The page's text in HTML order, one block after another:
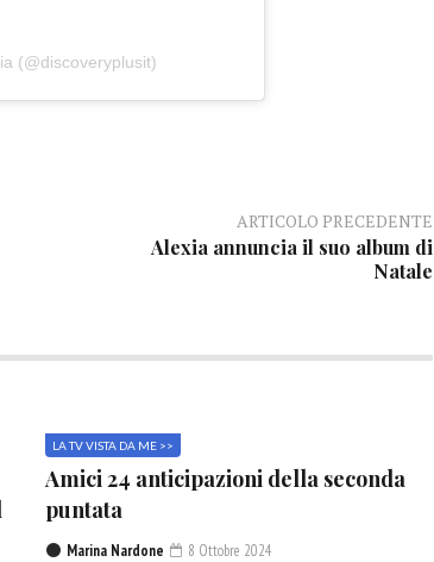
(@discoveryplusit)
ARTICOLO PRECEDENTE
Alexia annuncia il suo album di
Natale
LA TV VISTA DA ME >>
Amici 24 anticipazioni della seconda
puntata
Marina Nardone 8 Ottobre 2024